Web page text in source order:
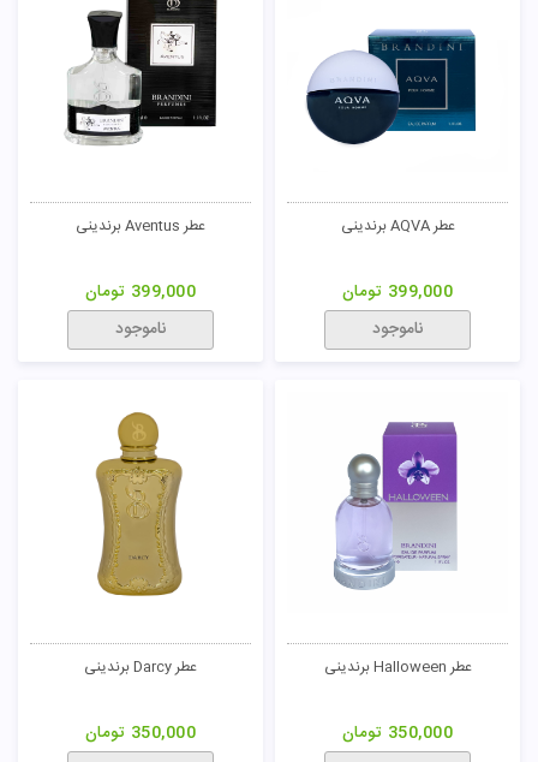
عطر AQVA برندینی
399,000 تومان
ناموجود
عطر Aventus برندینی
399,000 تومان
ناموجود
عطر Halloween برندینی
350,000 تومان
عطر Darcy برندینی
350,000 تومان